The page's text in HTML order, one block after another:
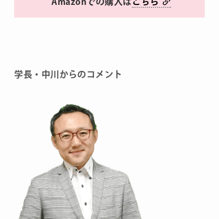
学長・中川からのコメント